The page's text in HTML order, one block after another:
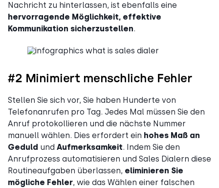
Nachricht zu hinterlassen, ist ebenfalls eine
hervorragende Möglichkeit, effektive
Kommunikation sicherzustellen.
#2 Minimiert menschliche Fehler
Stellen Sie sich vor, Sie haben Hunderte von
Telefonanrufen pro Tag. Jedes Mal müssen Sie den
Anruf protokollieren und die nächste Nummer
manuell wählen. Dies erfordert ein hohes Maß an
Geduld und Aufmerksamkeit. Indem Sie den
Anrufprozess automatisieren und Sales Dialern diese
Routineaufgaben überlassen, eliminieren Sie
mögliche Fehler, wie das Wählen einer falschen